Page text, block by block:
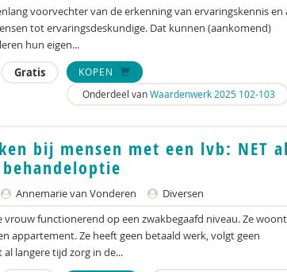
voorvechter van de erkenning van ervaringskennis en
tot ervaringsdeskundige. Dat kunnen (aankomend)
hun eigen...
Gratis
KOPEN
Onderdeel vanWaardenwerk 2025 102-103
bij mensen met een lvb: NET
Annemarie van Vonderen
Diversen
vrouw functionerend op een zwakbegaafd niveau. Ze
appartement. Ze heeft geen betaald werk, volgt geen
langere tijd zorg in de...